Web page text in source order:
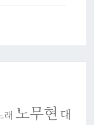
래 노무현 대